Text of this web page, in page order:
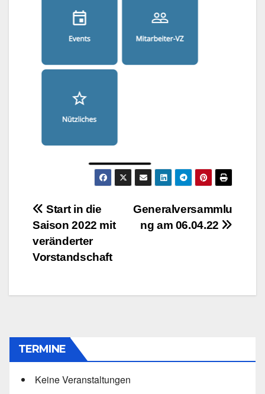
Beitragsnavigation
Generalversammlu
ng am 06.04.22
Start in die
Saison 2022 mit
veränderter
Vorstandschaft
TERMINE
Keine Veranstaltungen